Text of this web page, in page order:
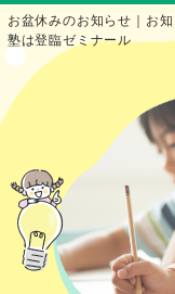
お盆休みのお知らせ｜お
塾は登臨ゼミナール